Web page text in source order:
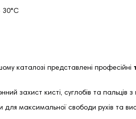
30°C
каталозі представлені професійні
захист кисті, суглобів та
для максимальної свободи рухів та